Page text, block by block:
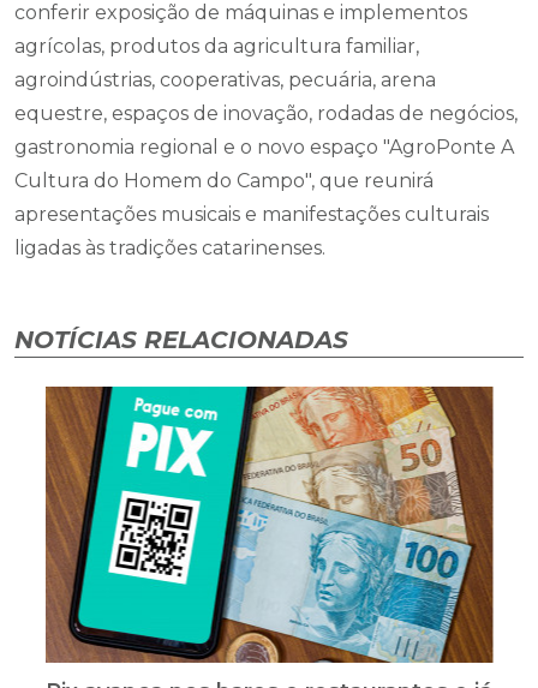
conferir exposição de máquinas e implementos
agrícolas, produtos da agricultura familiar,
agroindústrias, cooperativas, pecuária, arena
equestre, espaços de inovação, rodadas de negócios,
gastronomia regional e o novo espaço "AgroPonte A
Cultura do Homem do Campo", que reunirá
apresentações musicais e manifestações culturais
ligadas às tradições catarinenses.
NOTÍCIAS RELACIONADAS